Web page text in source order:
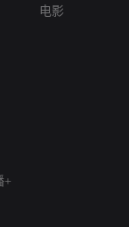
电影
+